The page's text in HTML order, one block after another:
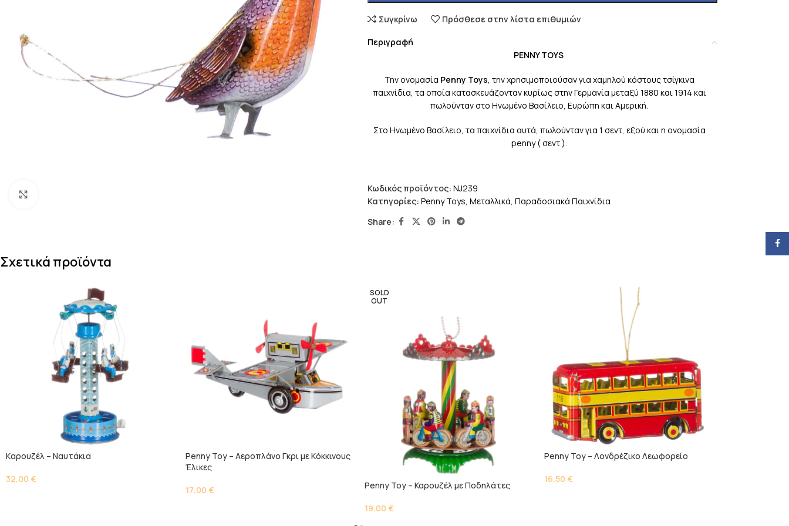
Συγκρίνω Πρόσθεσε στην λίστα επιθυμιών
Περιγραφή
PENNY TOYS
Την ονομασία Penny Toys, την χρησιμοποιούσαν για χαμηλού κόστους τσίγκινα
παιχνίδια, τα οποία κατασκευάζονταν κυρίως στην Γερμανία μεταξύ 1880 και 1914 και
πωλούνταν στο Ηνωμένο Βασίλειο, Ευρώπη και Αμερική.
Στο Ηνωμένο Βασίλειο, τα παιχνίδια αυτά, πωλούνταν για 1 σεντ, εξού και η ονομασία
penny ( σεντ ).
Κωδικός προϊόντος: NJ239
Κατηγορίες: Penny Toys, Μεταλλικά, Παραδοσιακά Παιχνίδια
Share:
Σχετικά προϊόντα
Kαρουζέλ – Ναυτάκια
32,00 €
Penny Toy – Αεροπλάνο Γκρι με Kόκκινους
Έλικες
17,00 €
SOLD
OUT
Penny Toy – Καρουζέλ με Ποδηλάτες
19,00 €
Penny Toy – Λονδρέζικο Λεωφορείο
16,50 €